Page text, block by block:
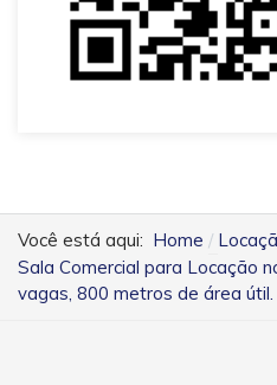
Você está aqui: Home
Sala Comercial para Locação
vagas, 800 metros de área útil.